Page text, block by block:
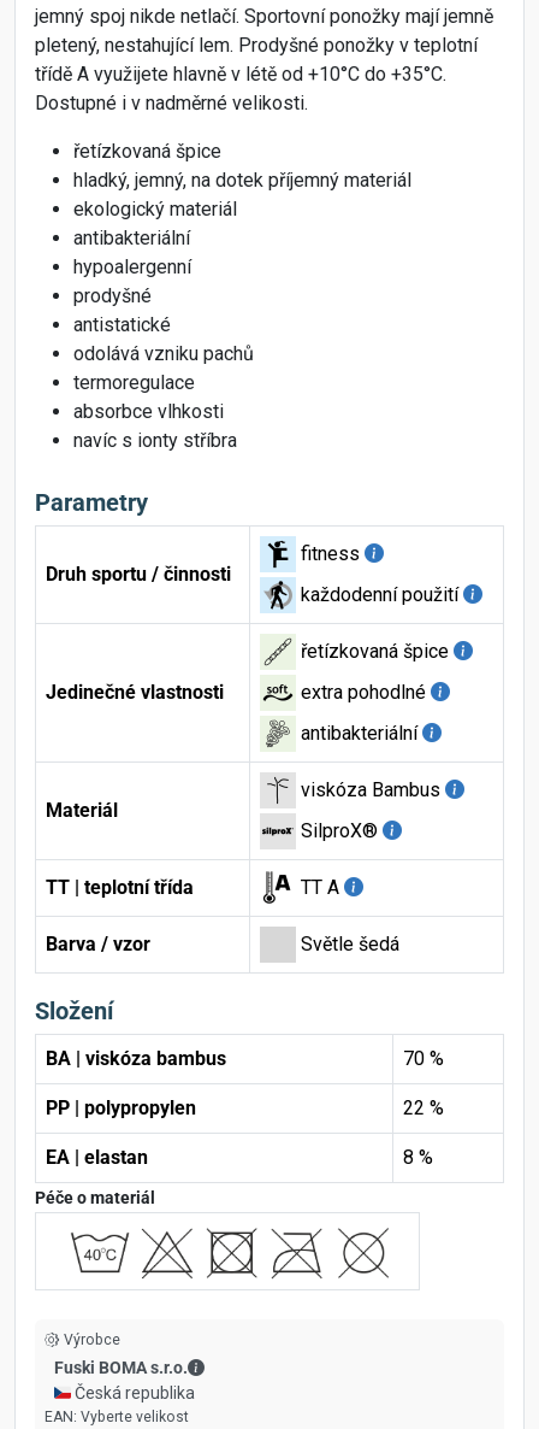
jemný spoj nikde netlačí. Sportovní ponožky mají jemně
pletený, nestahující lem. Prodyšné ponožky v teplotní
třídě A využijete hlavně v létě od +10°C do +35°C.
Dostupné i v nadměrné velikosti.
řetízkovaná špice
hladký, jemný, na dotek příjemný materiál
ekologický materiál
antibakteriální
hypoalergenní
prodyšné
antistatické
odolává vzniku pachů
termoregulace
absorbce vlhkosti
navíc s ionty stříbra
Parametry
Druh sportu / činnosti
fitness
každodenní použití
Jedinečné vlastnosti
řetízkovaná špice
extra pohodlné
antibakteriální
Materiál
viskóza Bambus
SilproX®
TT | teplotní třída TT A
Barva / vzor Světle šedá
Složení
BA | viskóza bambus 70 %
PP | polypropylen 22 %
EA | elastan 8 %
Péče o materiál
Výrobce
Fuski BOMA s.r.o.
Fuski BOMA s.r.o. - Kontaktní údaje
🇨🇿 Česká republika
EAN: Vyberte velikost